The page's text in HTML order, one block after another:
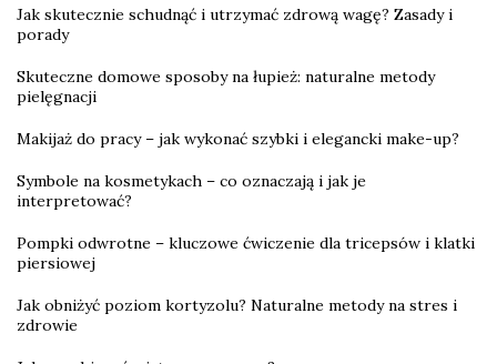
Jak skutecznie schudnąć i utrzymać zdrową wagę? Zasady i
porady
Skuteczne domowe sposoby na łupież: naturalne metody
pielęgnacji
Makijaż do pracy – jak wykonać szybki i elegancki make-up?
Symbole na kosmetykach – co oznaczają i jak je
interpretować?
Pompki odwrotne – kluczowe ćwiczenie dla tricepsów i klatki
piersiowej
Jak obniżyć poziom kortyzolu? Naturalne metody na stres i
zdrowie